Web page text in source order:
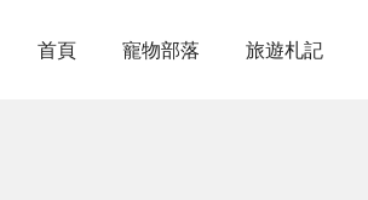
首頁 寵物部落 旅遊札記